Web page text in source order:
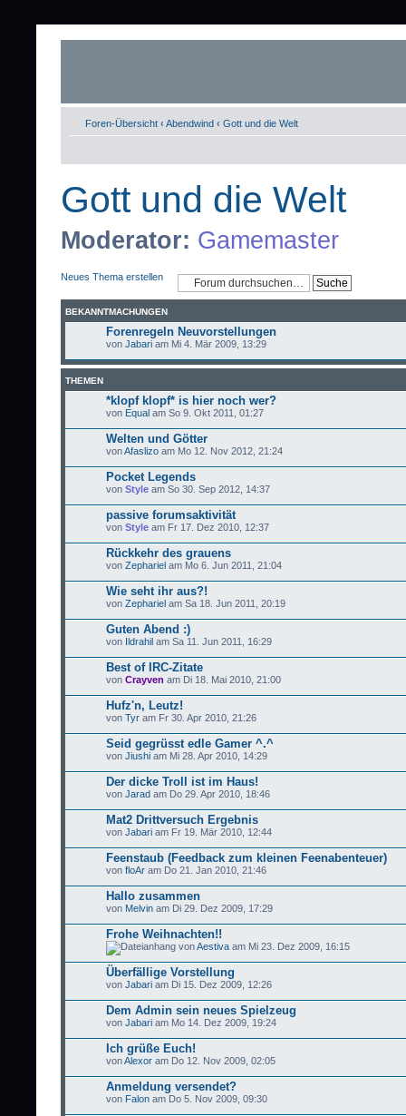
Foren-Übersicht ‹ Abendwind ‹ Gott und die Welt
Gott und die Welt
Moderator: Gamemaster
Neues Thema erstellen
BEKANNTMACHUNGEN
Forenregeln Neuvorstellungen
von Jabari am Mi 4. Mär 2009, 13:29
THEMEN
*klopf klopf* is hier noch wer?
von Equal am So 9. Okt 2011, 01:27
Welten und Götter
vonAfaslizo am Mo 12. Nov 2012, 21:24
Pocket Legends
von Style am So 30. Sep 2012, 14:37
passive forumsaktivität
von Style am Fr 17. Dez 2010, 12:37
Rückkehr des grauens
von Zephariel am Mo 6. Jun 2011, 21:04
Wie seht ihr aus?!
von Zephariel am Sa 18. Jun 2011, 20:19
Guten Abend :)
von Ildrahil am Sa 11. Jun 2011, 16:29
Best of IRC-Zitate
von Crayven am Di 18. Mai 2010, 21:00
Hufz'n, Leutz!
von Tyr am Fr 30. Apr 2010, 21:26
Seid gegrüsst edle Gamer ^.^
von Jiushi am Mi 28. Apr 2010, 14:29
Der dicke Troll ist im Haus!
von Jarad am Do 29. Apr 2010, 18:46
Mat2 Drittversuch Ergebnis
von Jabari am Fr 19. Mär 2010, 12:44
Feenstaub (Feedback zum kleinen Feenabenteuer)
von floAr am Do 21. Jan 2010, 21:46
Hallo zusammen
von Melvin am Di 29. Dez 2009, 17:29
Frohe Weihnachten!!
vonAestiva am Mi 23. Dez 2009, 16:15
Überfällige Vorstellung
von Jabari am Di 15. Dez 2009, 12:26
Dem Admin sein neues Spielzeug
von Jabari am Mo 14. Dez 2009, 19:24
Ich grüße Euch!
vonAlexor am Do 12. Nov 2009, 02:05
Anmeldung versendet?
von Falon am Do 5. Nov 2009, 09:30